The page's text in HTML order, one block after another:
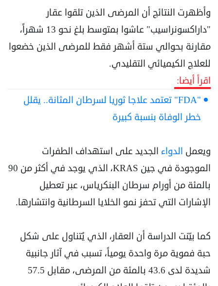
وأظهرت النتائج أن المرضى الذين تلقوا عقار
"داراكسونراسيب" عاشوا بمتوسط بلغ نحو 13 شهراً،
مقارنة بحوالي ستة أشهر فقط للمرضى الذين خضعوا
للعلاج الكيميائي التقليدي.
اقرأ أيضا:
"FDA" تعتمد علاجا ثوريا لسرطان المثانة.. يقلل
خطر الوفاة بنسبة كبيرة
ويعمل الدواء الجديد على استهداف الطفرات
الموجودة في جين KRAS، الذي يوجد في أكثر من 90
بالمئة من أورام سرطان البنكرياس، عبر تعطيل
الإشارات التي تحفز نمو الخلايا السرطانية وانتشارها.
كما بيّنت الدراسة أن العقار، الذي يُتناول على شكل
حبة فموية مرة واحدة يومياً، تسبب في آثار جانبية
شديدة لدى 43.6 بالمئة من المرضى، مقابل 57.5